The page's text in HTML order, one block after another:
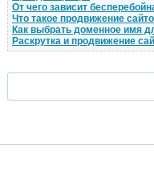
От чего зависит
Что такое продвижение
Как выбрать доменное имя
Раскрутка и продвижение